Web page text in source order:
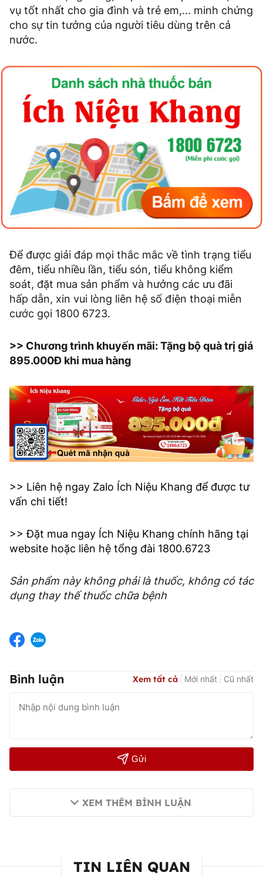
vụ tốt nhất cho gia đình và trẻ em,... minh chứng
cho sự tin tưởng của người tiêu dùng trên cả
nước.
Để được giải đáp mọi thắc mắc về tình trạng tiểu
đêm, tiểu nhiều lần, tiểu són, tiểu không kiểm
soát, đặt mua sản phẩm và hưởng các ưu đãi
hấp dẫn, xin vui lòng liên hệ số điện thoại miễn
cước gọi 1800 6723.
>> Chương trình khuyến mãi: Tặng bộ quà trị giá
895.000Đ khi mua hàng
>> Liên hệ ngay Zalo Ích Niệu Khang để được tư
vấn chi tiết!
>> Đặt mua ngay Ích Niệu Khang chính hãng tại
website hoặc liên hệ tổng đài 1800.6723
Sản phẩm này không phải là thuốc, không có tác
dụng thay thế thuốc chữa bệnh
Bình luận Xem tất cả Mới nhất Cũ nhất
Gửi
XEM THÊM BÌNH LUẬN
TIN LIÊN QUAN